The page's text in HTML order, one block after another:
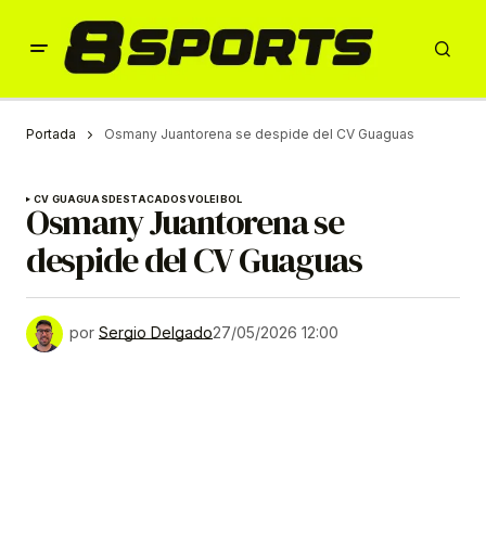
Portada Osmany Juantorena se despide del CV Guaguas
CV GUAGUASDESTACADOSVOLEIBOL
Osmany Juantorena se
despide del CV Guaguas
por Sergio Delgado27/05/2026 12:00